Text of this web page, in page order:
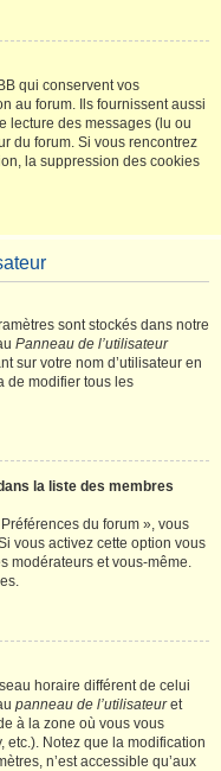
qui conservent vos
au forum. Ils fournissent aussi
lecture des messages (lu ou
du forum. Si vous rencontrez
la suppression des cookies
sont stockés dans notre
Panneau de l’utilisateur
sur votre nom d’utilisateur en
de modifier tous les
la liste des membres
du forum », vous
vous activez cette option vous
modérateurs et vous-même.
horaire différent de celui
panneau de l’utilisateuret
à la zone où vous vous
etc.). Notez que la modification
n’est accessible qu’aux